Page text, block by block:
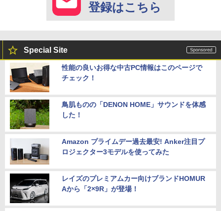
登録はこちら
Special Site
性能の良いお得な中古PC情報はこのページで
チェック！
鳥肌ものの「DENON HOME」サウンドを体感
した！
Amazon プライムデー過去最安! Anker注目プ
ロジェクター3モデルを使ってみた
レイズのプレミアムカー向けブランドHOMUR
Aから「2×9R」が登場！